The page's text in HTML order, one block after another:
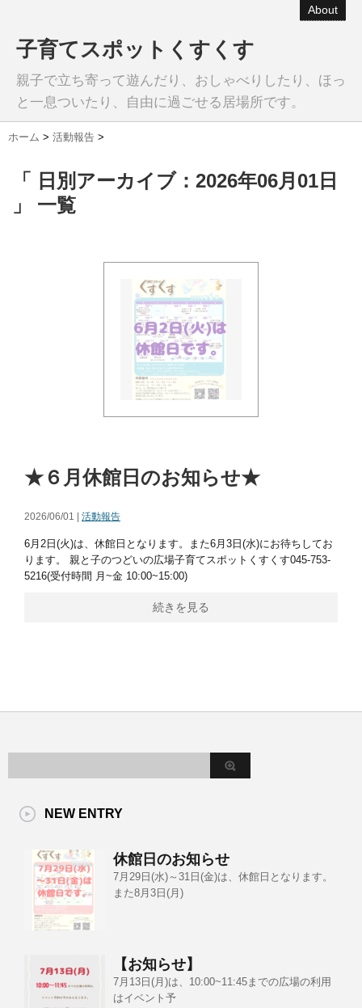
About
子育てスポットくすくす
親子で立ち寄って遊んだり、おしゃべりしたり、ほっ
と一息ついたり、自由に過ごせる居場所です。
ホーム > 活動報告 >
「 日別アーカイブ：2026年06月01日
」 一覧
★６月休館日のお知らせ★
2026/06/01 | 活動報告
6月2日(火)は、休館日となります。また6月3日(水)にお待ちしてお
ります。 親と子のつどいの広場子育てスポットくすくす045-753-
5216(受付時間 月~金 10:00~15:00)
続きを見る
NEW ENTRY
休館日のお知らせ
7月29日(水)～31日(金)は、休館日となります。
また8月3日(月)
【お知らせ】
7月13日(月)は、10:00~11:45までの広場の利用
はイベント予